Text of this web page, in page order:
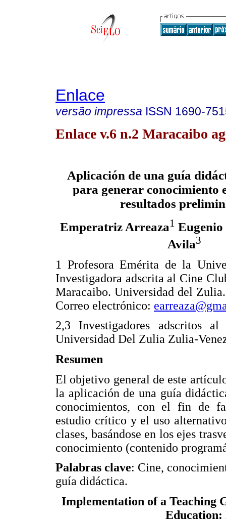
Enlace
versão impressa ISSN 1690-
Enlace v.6 n.2 Maracaibo
Aplicación de una guía
para generar conocimiento
resultados
Emperatriz Arreaza1
Avila3
1 Profesora Emérita de la
Investigadora adscrita al Cine
Maracaibo. Universidad del
Correo electrónico:
2,3 Investigadores adscritos
Universidad Del Zulia Zulia-
Resumen
El objetivo general de este
la aplicación de una guía
conocimientos, con el fin de
estudio crítico y el uso
clases, basándose en los ejes
conocimiento (contenido
Palabras clave: Cine,
guía didáctica.
Implementation of a Teaching
Education: